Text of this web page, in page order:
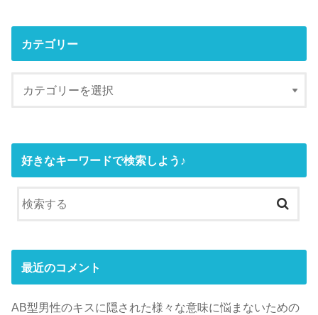
カテゴリー
好きなキーワードで検索しよう♪
最近のコメント
AB型男性のキスに隠された様々な意味に悩まないための